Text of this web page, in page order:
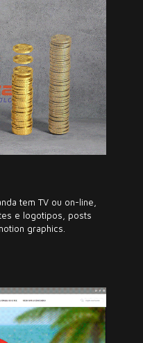
tem TV ou on-line,
e logotipos, posts
graphics.